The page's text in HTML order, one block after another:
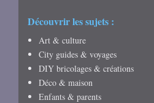
Découvrir les sujets :
Art & culture
City guides & voyages
DIY bricolages & créations
Déco & maison
Enfants & parents